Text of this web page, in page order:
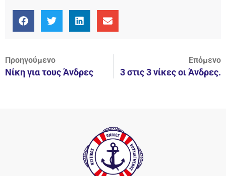
Προηγούμενο
Νίκη για τους Άνδρες
Επόμενο
3 στις 3 νίκες οι Άνδρες.